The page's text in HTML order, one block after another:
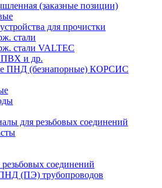
(заказные позиции)
для прочистки
стали
стали VALTEC
и др.
ПНД (безнапорные) КОРСИС
для резьбовых соединений
соединений
(ПЭ) трубопроводов